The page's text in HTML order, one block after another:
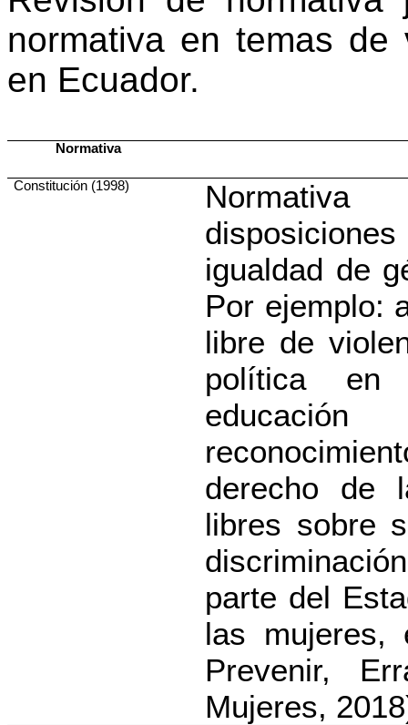
normativa en temas
en Ecuador.
Normativa
Constitución (1998)
igualdad de
Por ejemplo:
libre de
política en
derecho de
libres sobre
parte del
las mujeres,
Prevenir,
Mujeres,